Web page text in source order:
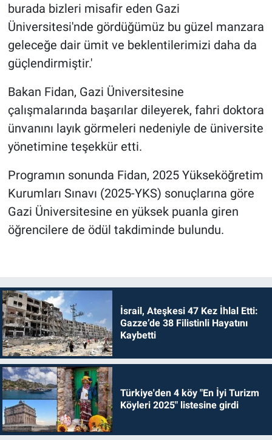
burada bizleri misafir eden Gazi
Üniversitesi'nde gördüğümüz bu güzel manzara
geleceğe dair ümit ve beklentilerimizi daha da
güçlendirmiştir.'
Bakan Fidan, Gazi Üniversitesine
çalışmalarında başarılar dileyerek, fahri doktora
ünvanını layık görmeleri nedeniyle de üniversite
yönetimine teşekkür etti.
Programın sonunda Fidan, 2025 Yükseköğretim
Kurumları Sınavı (2025-YKS) sonuçlarına göre
Gazi Üniversitesine en yüksek puanla giren
öğrencilere de ödül takdiminde bulundu.
İsrail, Ateşkesi 47 Kez İhlal Etti:
Gazze’de 38 Filistinli Hayatını
Kaybetti
Türkiye'den 4 köy "En İyi Turizm
Köyleri 2025" listesine girdi